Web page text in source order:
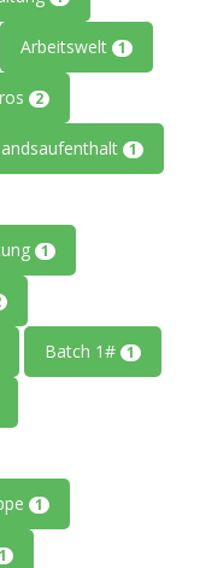
Arbeitswelt 1
2
1
1
Batch 1# 1
1
1